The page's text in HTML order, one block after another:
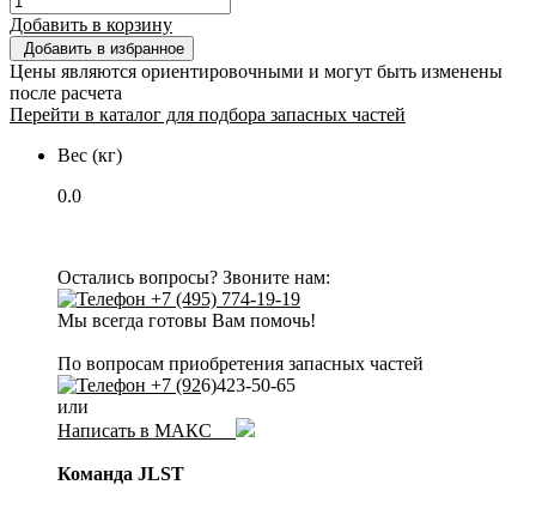
Добавить в корзину
Добавить в избранное
Цены являются ориентировочными и могут быть изменены
после расчета
Перейти в каталог для подбора запасных частей
Вес (кг)
0.0
Остались вопросы? Звоните нам:
+7 (495) 774-19-19
Мы всегда готовы Вам помочь!
По вопросам приобретения запасных частей
+7 (926)423-50-65
или
Написать в МАКС
Команда JLST